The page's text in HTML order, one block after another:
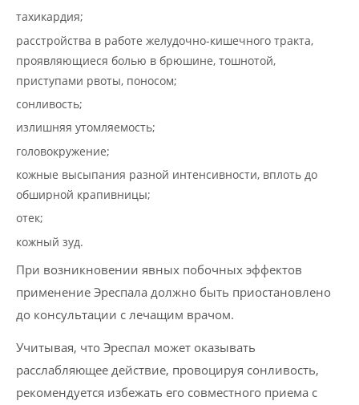
тахикардия;
расстройства в работе желудочно-кишечного тракта,
проявляющиеся болью в брюшине, тошнотой,
приступами рвоты, поносом;
сонливость;
излишняя утомляемость;
головокружение;
кожные высыпания разной интенсивности, вплоть до
обширной крапивницы;
отек;
кожный зуд.
При возникновении явных побочных эффектов
применение Эреспала должно быть приостановлено
до консультации с лечащим врачом.
Учитывая, что Эреспал может оказывать
расслабляющее действие, провоцируя сонливость,
рекомендуется избежать его совместного приема с